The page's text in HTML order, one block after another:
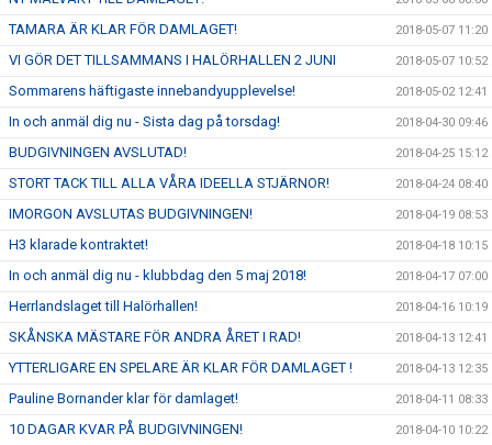
TAMARA ÄR KLAR FÖR DAMLAGET! 2018-05-07 11:20
VI GÖR DET TILLSAMMANS I HALÖRHALLEN 2 JUNI 2018-05-07 10:52
Sommarens häftigaste innebandyupplevelse! 2018-05-02 12:41
In och anmäl dig nu - Sista dag på torsdag! 2018-04-30 09:46
BUDGIVNINGEN AVSLUTAD! 2018-04-25 15:12
STORT TACK TILL ALLA VÅRA IDEELLA STJÄRNOR! 2018-04-24 08:40
IMORGON AVSLUTAS BUDGIVNINGEN! 2018-04-19 08:53
H3 klarade kontraktet! 2018-04-18 10:15
In och anmäl dig nu - klubbdag den 5 maj 2018! 2018-04-17 07:00
Herrlandslaget till Halörhallen! 2018-04-16 10:19
SKÅNSKA MÄSTARE FÖR ANDRA ÅRET I RAD! 2018-04-13 12:41
YTTERLIGARE EN SPELARE ÄR KLAR FÖR DAMLAGET ! 2018-04-13 12:35
Pauline Bornander klar för damlaget! 2018-04-11 08:33
10 DAGAR KVAR PÅ BUDGIVNINGEN! 2018-04-10 10:22